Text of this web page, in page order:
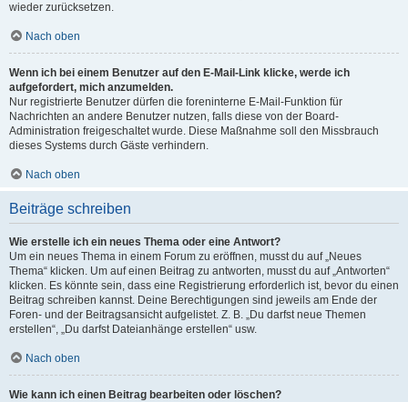
wieder zurücksetzen.
Nach oben
Wenn ich bei einem Benutzer auf den E-Mail-Link klicke, werde ich
aufgefordert, mich anzumelden.
Nur registrierte Benutzer dürfen die foreninterne E-Mail-Funktion für
Nachrichten an andere Benutzer nutzen, falls diese von der Board-
Administration freigeschaltet wurde. Diese Maßnahme soll den Missbrauch
dieses Systems durch Gäste verhindern.
Nach oben
Beiträge schreiben
Wie erstelle ich ein neues Thema oder eine Antwort?
Um ein neues Thema in einem Forum zu eröffnen, musst du auf „Neues
Thema“ klicken. Um auf einen Beitrag zu antworten, musst du auf „Antworten“
klicken. Es könnte sein, dass eine Registrierung erforderlich ist, bevor du einen
Beitrag schreiben kannst. Deine Berechtigungen sind jeweils am Ende der
Foren- und der Beitragsansicht aufgelistet. Z. B. „Du darfst neue Themen
erstellen“, „Du darfst Dateianhänge erstellen“ usw.
Nach oben
Wie kann ich einen Beitrag bearbeiten oder löschen?